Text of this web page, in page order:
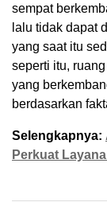
sempat
lalu tidak dapat
yang saat itu
seperti itu,
yang
berdasarkan
Selengkapnya:
Perkuat